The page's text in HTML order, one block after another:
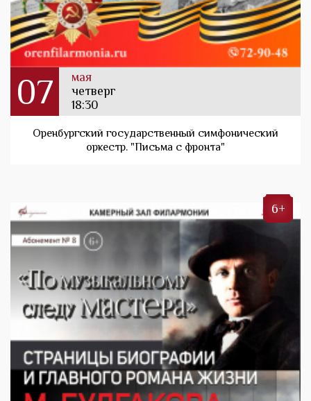
07
мая
четверг
18:30
Оренбургский государственный симфонический
оркестр. "Письма с фронта"
6+